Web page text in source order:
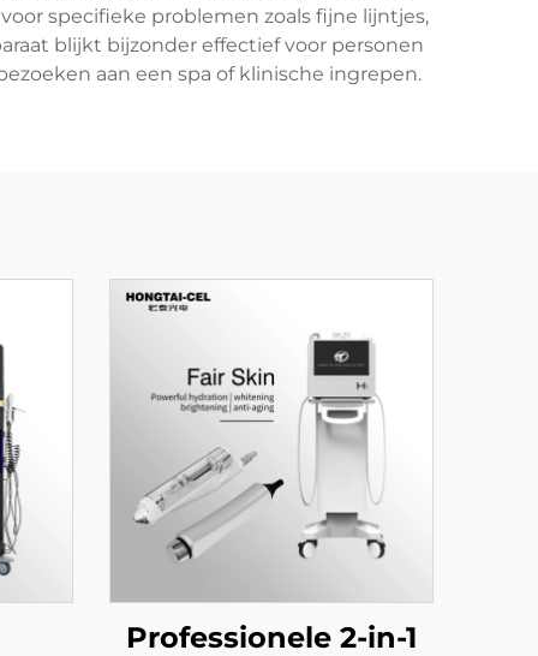
specifieke problemen zoals fijne lijntjes,
blijkt bijzonder effectief voor personen
aan een spa of klinische ingrepen.
Professionele 2-in-1